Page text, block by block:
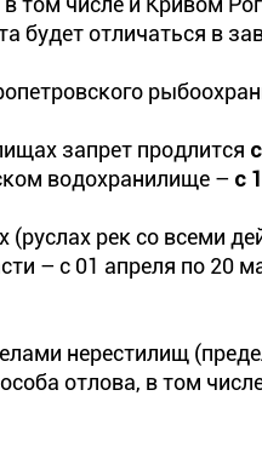
будет отличаться в
запрет продлится
водохранилище – с
(руслах рек со всеми
– с 01 апреля по 20
нерестилищ
отлова, в том